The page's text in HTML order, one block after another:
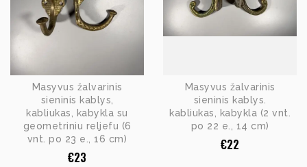
Masyvus žalvarinis
sieninis kablys,
kabliukas, kabykla su
geometriniu reljefu (6
vnt. po 23 e., 16 cm)
€23
Masyvus žalvarinis
sieninis kablys.
kabliukas, kabykla (2 vnt.
po 22 e., 14 cm)
€22